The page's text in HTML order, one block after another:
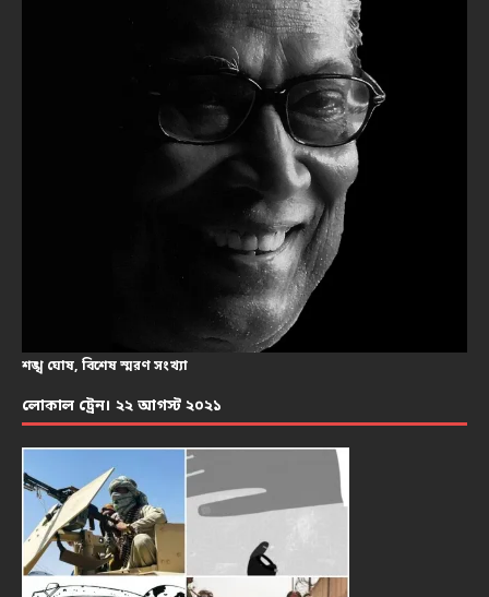
শঙ্খ ঘোষ, বিশেষ স্মরণ সংখ্যা
লোকাল ট্রেন। ২২ আগস্ট ২০২১